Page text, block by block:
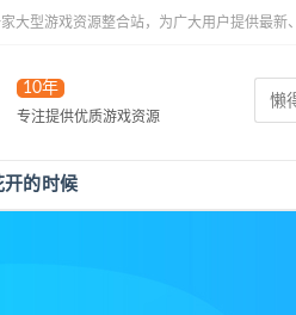
大型游戏资源整合站，为广大用户提供最新
10年
专注提供优质游戏资源
开的时候